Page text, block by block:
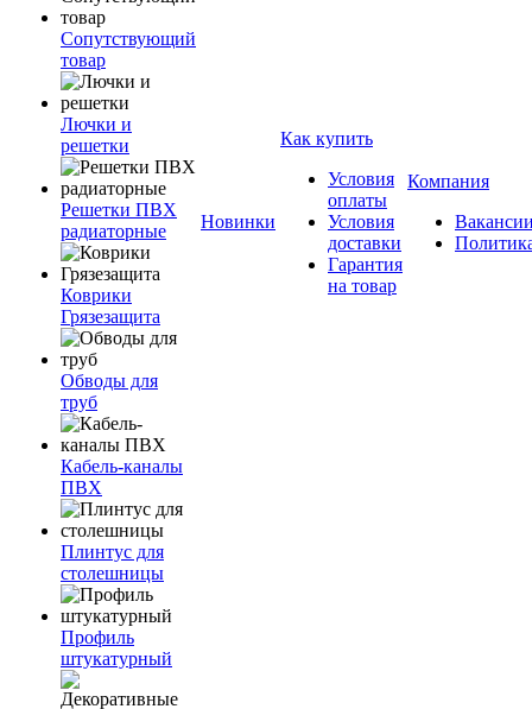
Сопутствующий
товар
Лючки и
решетки
Решетки ПВХ
радиаторные
Коврики
Грязезащита
Обводы для
труб
Кабель-каналы
ПВХ
Плинтус для
столешницы
Профиль
штукатурный
Новинки
Как купить
Условия
оплаты
Условия
доставки
Гарантия
на товар
Компания